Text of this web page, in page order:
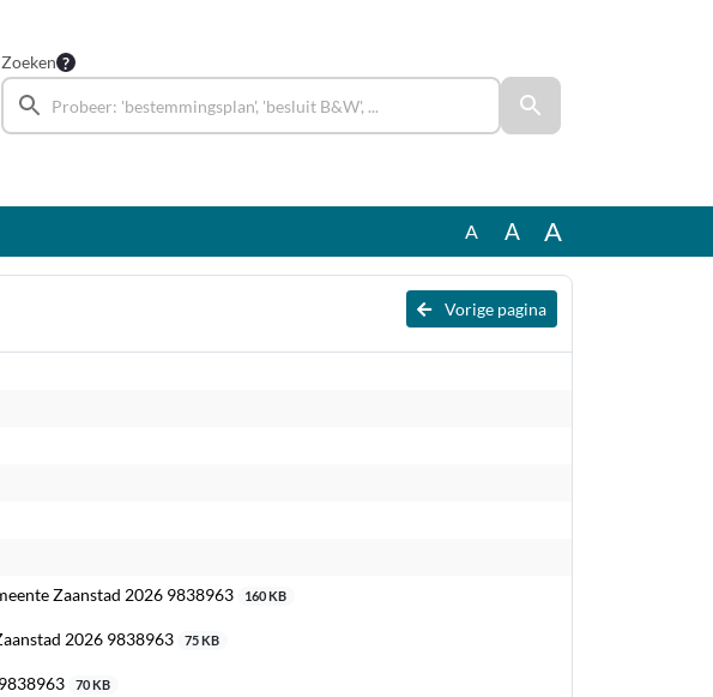
Zoeken
A A A
Vorige pagina
Zaanstad 2026 9838963 160 KB
2026 9838963 75 KB
70 KB